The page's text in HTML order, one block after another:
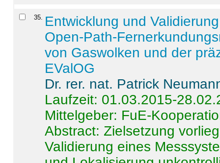
35. Entwicklung und
Open-Path-
von Gaswolken und der
EValOG
Dr. rer. nat. Patrick
Laufzeit: 01.03.2015-
Mittelgeber: FuE-
Abstract:Zielsetzung
Validierung eines